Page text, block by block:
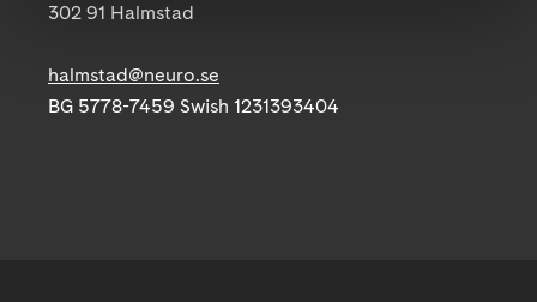
302 91 Halmstad
halmstad@neuro.se
BG 5778-7459 Swish 1231393404